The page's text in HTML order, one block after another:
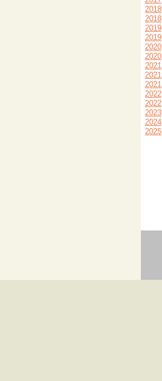
2018
2018
2019
2019
2020
2020
2021
2021
2021
2022
2022
2023
2024
2025